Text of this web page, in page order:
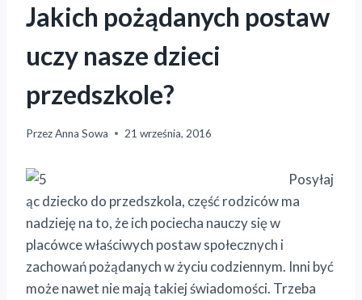
Jakich pożądanych postaw
uczy nasze dzieci
przedszkole?
PrzezAnna Sowa 21 września, 2016
Posyłaj
ąc dziecko do przedszkola, część rodziców ma
nadzieję na to, że ich pociecha nauczy się w
placówce właściwych postaw społecznych i
zachowań pożądanych w życiu codziennym. Inni być
może nawet nie mają takiej świadomości. Trzeba